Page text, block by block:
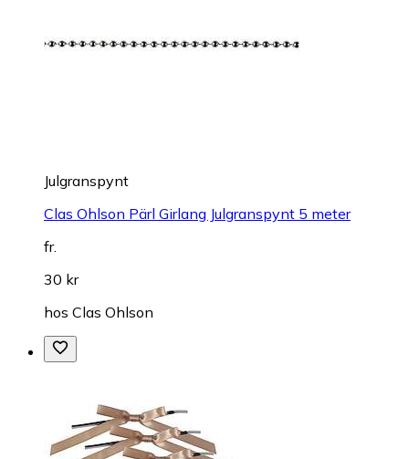
Julgranspynt
Clas Ohlson Pärl Girlang Julgranspynt 5 meter
fr.
30 kr
hos Clas Ohlson